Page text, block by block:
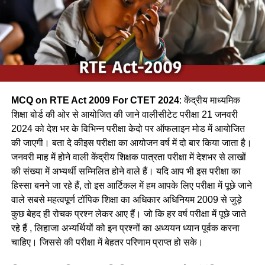
(c) कौआ /Crow
(d) फाखता /
Ans-c
Q.2 निम्नलिखित में से कौन-सा पक्षी कैक्टस पोधे के कॉटों के बीच अपना
घोंसला बनाता है ?
(a) फाख्ता
(b) शकरखोरा
(c) बया
(d) कलचिडी
Ans-b
MCQ on RTE Act 2009 For CTET 2024: केंद्रीय माध्यमिक
शिक्षा बोर्ड की ओर से आयोजित की जाने वालीसीटेट परीक्षा 21 जनवरी
2024 को देश भर के विभिन्न परीक्षा केदो पर ऑफलाइन मोड में आयोजित
की जाएगी। बता दे कीइस परीक्षा का आयोजन वर्ष में दो बार किया जाता है।
जनवरी माह में होने वाली केंद्रीय शिक्षक पात्रता परीक्षा में देशभर से लाखों
की संख्या में अभ्यर्थी सम्मिलित होने वाले हैं। यदि आप भी इस परीक्षा का
हिस्सा बनने जा रहे हैं, तो इस आर्टिकल में हम आपके लिए परीक्षा में पूछे जाने
वाले सबसे महत्वपूर्ण टॉपिक शिक्षा का अधिकार अधिनियम 2009 से जुड़े
कुछ बेहद ही रोचक प्रश्न लेकर आए हैं। जो कि हर वर्ष परीक्षा में पूछे जाते
रहे हैं , लिहाजा अभ्यर्थियों को इन प्रश्नों का अध्ययन ध्यान पूर्वक करना
चाहिए। जिससे की परीक्षा में बेहतर परिणाम प्राप्त हो सके।